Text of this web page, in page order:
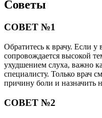
Советы
СОВЕТ №1
Обратитесь к врачу. Если у
сопровождается высокой
ухудшением слуха, важно
специалисту. Только врач
причину боли и назначить
СОВЕТ №2